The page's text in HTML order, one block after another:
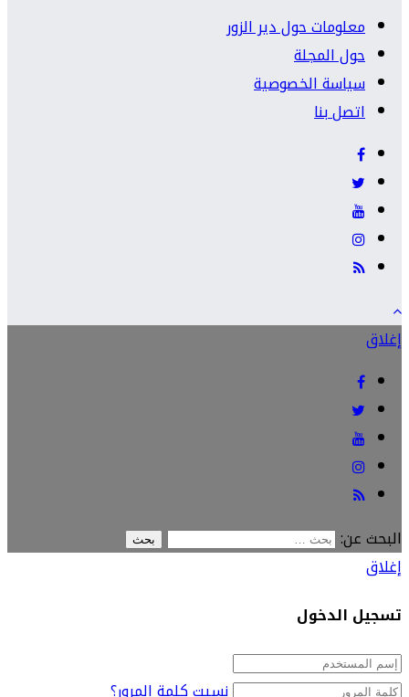
معلومات حول دير الزور
حول المجلة
سياسة الخصوصية
اتصل بنا
إغلاق
البحث عن:
إغلاق
تسجيل الدخول
نسيت كلمة المرور؟